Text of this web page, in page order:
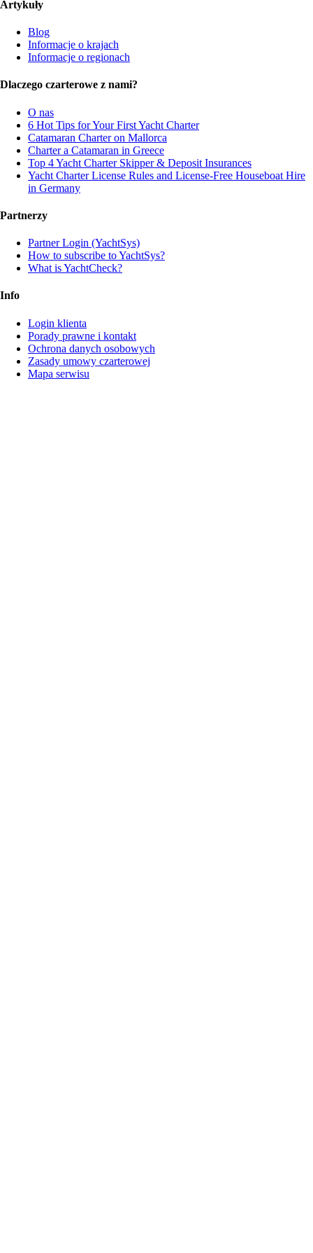
Artykuły
Blog
Informacje o krajach
Informacje o regionach
Dlaczego czarterowe z nami?
O nas
6 Hot Tips for Your First Yacht Charter
Catamaran Charter on Mallorca
Charter a Catamaran in Greece
Top 4 Yacht Charter Skipper & Deposit Insurances
Yacht Charter License Rules and License-Free Houseboat Hire
in Germany
Partnerzy
Partner Login (YachtSys)
How to subscribe to YachtSys?
What is YachtCheck?
Info
Login klienta
Porady prawne i kontakt
Ochrona danych osobowych
Zasady umowy czarterowej
Mapa serwisu